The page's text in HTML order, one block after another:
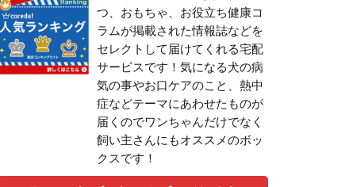
つ、おもちゃ、お役立ち健康コ
ラムが掲載された情報誌などを
セレクトして届けてくれる宅配
サービスです！気になる犬の病
気の事やお口ケアのこと、熱中
症などテーマにあわせたものが
届くのでワンちゃんだけでなく
飼い主さんにもオススメのボッ
クスです！